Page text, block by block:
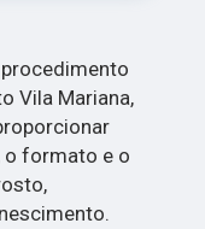
Vila Mariana,
o formato e o